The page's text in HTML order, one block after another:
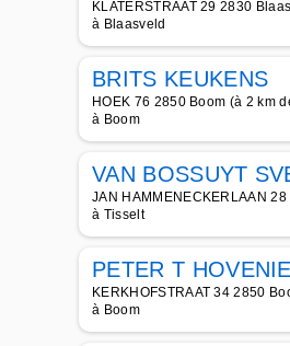
KLATERSTRAAT 29 2830
à Blaasveld
BRITS KEUKENS
HOEK 76 2850 Boom (à 2 km
à Boom
VAN BOSSUYT
JAN HAMMENECKERLAAN
à Tisselt
PETER T
KERKHOFSTRAAT 34 2850
à Boom